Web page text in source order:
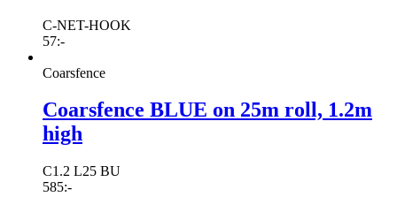
C-NET-HOOK
57:-
Coarsfence
Coarsfence BLUE on 25m roll, 1.2m
high
C1.2 L25 BU
585:-